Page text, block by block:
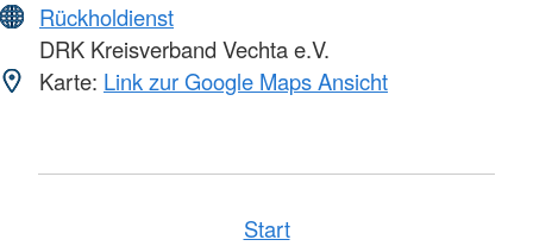
Rückholdienst
DRK Kreisverband Vechta e.V.
Karte: Link zur Google Maps Ansicht
Start